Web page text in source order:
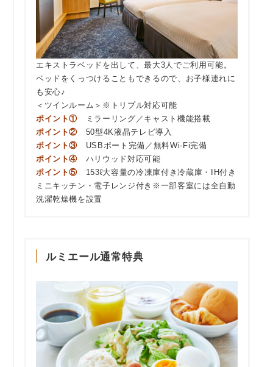
エキストラベッドを出して、最大3人でご利用可能。
ベッドをくっつけることもできるので、お子様連れに
も安心♪
＜ツインルーム＞※トリプル対応可能
ポイント① ミラーリング／キャスト機能搭載
ポイント②
50型4K液晶テレビ導入
ポイント③
USBポート完備／無料Wi-Fi完備
ポイント④ ハリウッド対応可能
ポイント⑤ 153ℓ大容量の冷凍庫付き冷蔵庫・IH付き
ミニキッチン・電子レンジ付き※一部客室には全自動
洗濯乾燥機を設置
ルミエール通常特典